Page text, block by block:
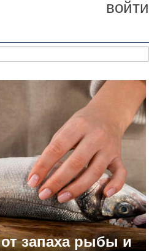
войти
запаха рыбы и